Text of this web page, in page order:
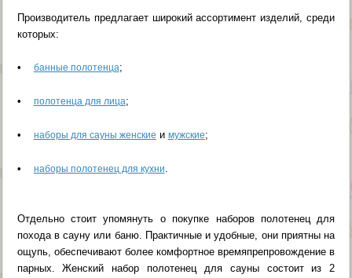
Производитель предлагает широкий ассортимент изделий, среди
которых:
• банные полотенца;
• полотенца для лица;
• наборы для сауны женские и мужские;
• наборы полотенец для кухни.
Отдельно стоит упомянуть о покупке наборов полотенец для
похода в сауну или баню. Практичные и удобные, они приятны на
ощупь, обеспечивают более комфортное времяпрепровождение в
парных. Женский набор полотенец для сауны состоит из 2